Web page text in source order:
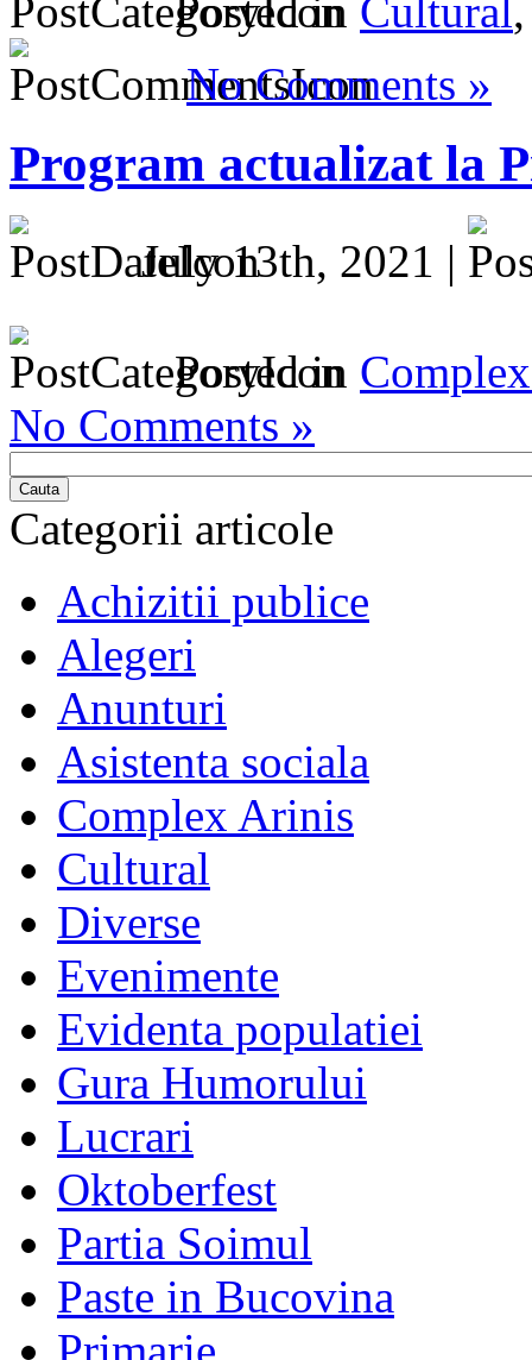
Posted in Cultural
No Comments »
Program actualizat la
July 13th, 2021 |
Posted in
No Comments »
Cauta
Categorii articole
Achizitii publice
Alegeri
Anunturi
Asistenta sociala
Complex Arinis
Cultural
Diverse
Evenimente
Evidenta populatiei
Gura Humorului
Lucrari
Oktoberfest
Partia Soimul
Paste in Bucovina